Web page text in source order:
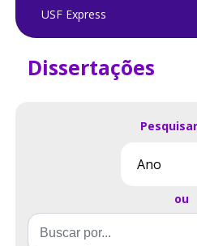
USF Express
Dissertações
ou